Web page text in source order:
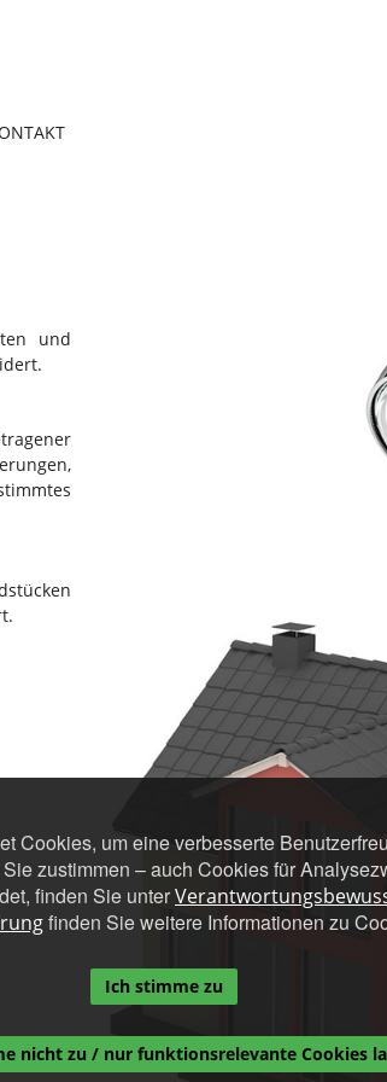
und
Cookies, um eine verbesserte
zustimmen – auch Cookies für
finden Sie unter
finden Sie weitere Informationen zu
Ich stimme zu
nicht zu / nur funktionsrelevante Cookies